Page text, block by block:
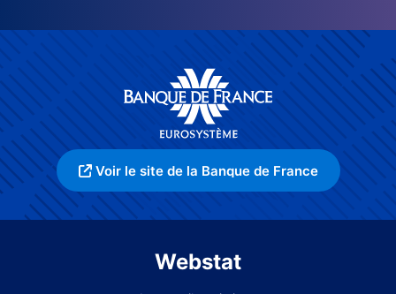
Voir le site de la Banque de France
Webstat